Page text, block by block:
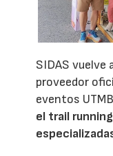
SIDAS vuelve
proveedor
eventos
el trail